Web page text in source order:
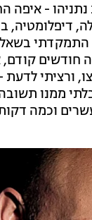
- איפה
דיפלומטיה,
התמקדתי
חודשים
נחצו,
ממנו
וכמה